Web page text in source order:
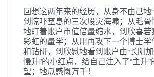
回想这两年来的经历，从身不由己地“
到惊吓窒息的三次股灾海啸；从毛骨
地盯着账户市值倍量缩水，到欣喜若
彩虹的量学；从用再攻下一个博士学
和钻研，到欣慰地看到账户由“长阴加
慢升”的小红点，给自己注入了“主升
望；地瓜感慨万千！